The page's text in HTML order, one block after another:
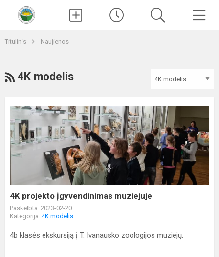
Titulinis Naujienos
RSS
4K modelis
4K
projekto
įgyvendinimas
muziejuje
4K projekto įgyvendinimas muziejuje
Paskelbta: 2023-02-20
Kategorija: 4K modelis
4b klasės ekskursiją į T. Ivanausko zoologijos muziejų.